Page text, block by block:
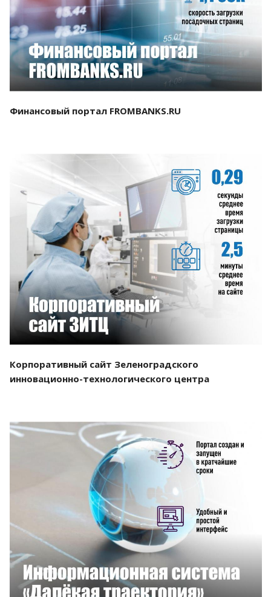
Смотреть проект
Финансовый портал FROMBANKS.RU
Смотреть проект
Корпоративный сайт Зеленоградского
инновационно-технологического центра
Смотреть проект